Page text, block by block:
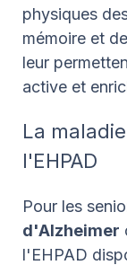
physiques
mémoire et
leur
active et
La
l'EHPAD
Pour les
d'Alzheimer
l'EHPAD